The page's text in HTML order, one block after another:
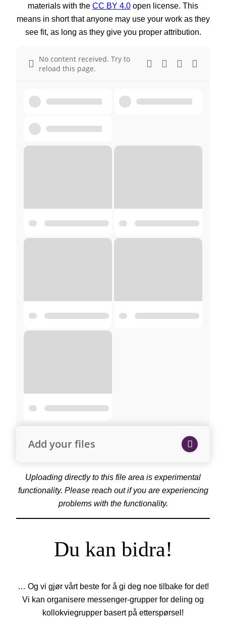
materials with the CC BY 4.0 open license. This
means in short that anyone may use your work as they
see fit, as long as they give you proper attribution.
No content received. Try to
reload this page.
Add your files
Uploading directly to this file area is experimental
functionality. Please reach out if you are experiencing
problems with the functionality.
Du kan bidra!
… Og vi gjør vårt beste for å gi deg noe tilbake for det!
Vi kan organisere messenger-grupper for deling og
kollokviegrupper basert på etterspørsel!